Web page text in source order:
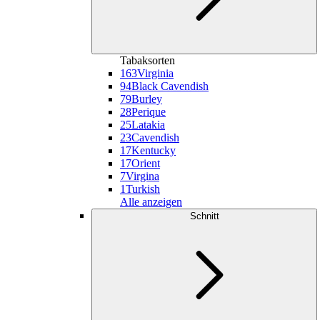
Tabaksorten
163Virginia
94Black Cavendish
79Burley
28Perique
25Latakia
23Cavendish
17Kentucky
17Orient
7Virgina
1Turkish
Alle anzeigen
Schnitt